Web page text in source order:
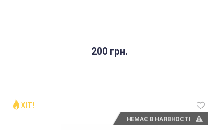
200 грн.
НЕМАЄ В НАЯВНОСТІ
ХІТ!